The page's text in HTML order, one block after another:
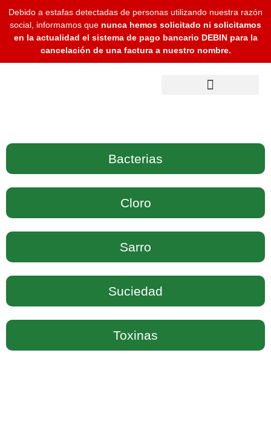
Debido a estafas detectadas de personas utilizando nuestra razón
social, informamos que nunca hemos solicitado ni solicitamos
en la actualidad el sistema de pago bancario DEBIN para la
cancelación de una factura a nuestro nombre.
Bacterias
Cloro
Sarro
Suciedad
Toxinas